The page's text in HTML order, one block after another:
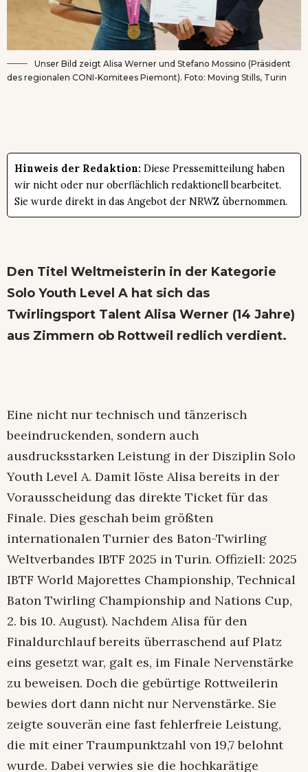
Unser Bild zeigt Alisa Werner und Stefano Mossino (Präsident
des regionalen CONI-Komitees Piemont). Foto: Moving Stills, Turin
Hinweis der Redaktion: Diese Pressemitteilung haben
wir nicht oder nur oberflächlich redaktionell bearbeitet.
Sie wurde direkt in das Angebot der NRWZ übernommen.
Den Titel Weltmeisterin in der Kategorie
Solo Youth Level A hat sich das
Twirlingsport Talent Alisa Werner (14 Jahre)
aus Zimmern ob Rottweil redlich verdient.
Eine nicht nur technisch und tänzerisch
beeindruckenden, sondern auch
ausdrucksstarken Leistung in der Disziplin Solo
Youth Level A. Damit löste Alisa bereits in der
Vorausscheidung das direkte Ticket für das
Finale. Dies geschah beim größten
internationalen Turnier des Baton-Twirling
Weltverbandes IBTF 2025 in Turin. Offiziell: 2025
IBTF World Majorettes Championship, Technical
Baton Twirling Championship and Nations Cup,
2. bis 10. August). Nachdem Alisa für den
Finaldurchlauf bereits überraschend auf Platz
eins gesetzt war, galt es, im Finale Nervenstärke
zu beweisen. Doch die gebürtige Rottweilerin
bewies dort dann nicht nur Nervenstärke. Sie
zeigte souverän eine fast fehlerfreie Leistung,
die mit einer Traumpunktzahl von 19,7 belohnt
wurde. Dabei verwies sie die hochkarätige